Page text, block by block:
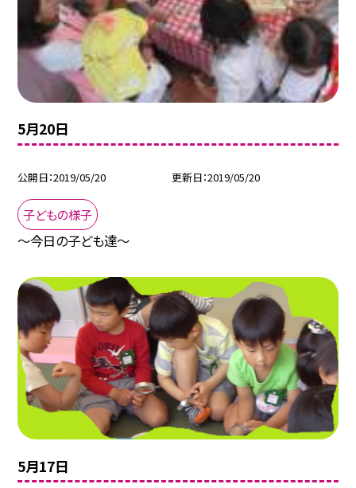
5月20日
公開日 2019/05/20 更新日 2019/05/20
子どもの様子
〜今日の子ども達〜
5月17日